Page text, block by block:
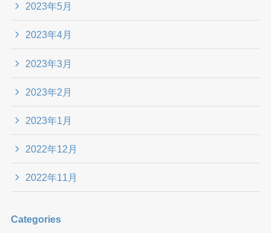
2023年5月
2023年4月
2023年3月
2023年2月
2023年1月
2022年12月
2022年11月
Categories